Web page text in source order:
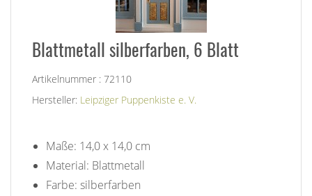
Blattmetall silberfarben, 6 Blatt
Artikelnummer : 72110
Hersteller: Leipziger Puppenkiste e. V.
Maße: 14,0 x 14,0 cm
Material: Blattmetall
Farbe: silberfarben